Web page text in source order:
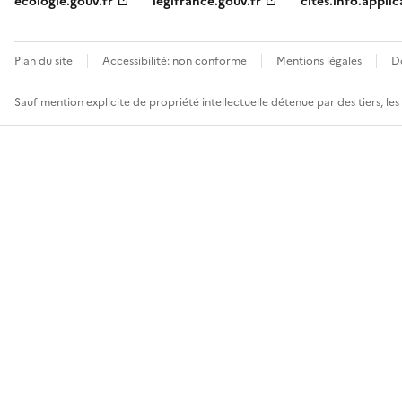
Plan du site Accessibilité: non conforme Mentions légales
Sauf mention explicite de propriété intellectuelle détenue par des tiers,